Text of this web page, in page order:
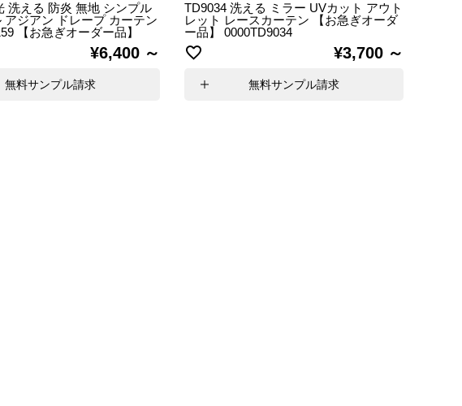
洗える 防炎 無地 シンプル
アジアン ドレープ カーテン
【お急ぎオーダー品】
¥6,400
無料サンプル請求
TD9034 洗える ミラー UVカット アウト
レット レースカーテン 【お急ぎオーダ
ー品】 0000TD9034
¥3,700
無料サンプル請求